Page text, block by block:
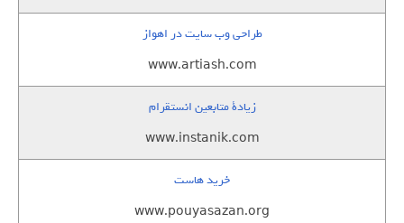
طراحی وب سایت در اهواز
www.artiash.com
زيادة متابعين انستقرام
www.instanik.com
خرید هاست
www.pouyasazan.org